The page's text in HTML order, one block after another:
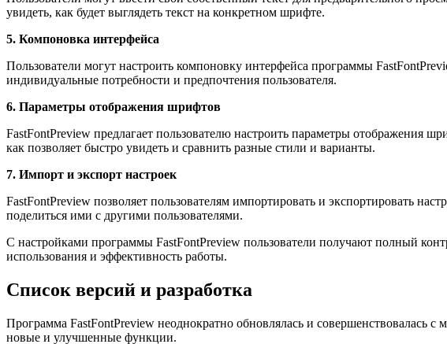
увидеть, как будет выглядеть текст на конкретном шрифте.
5. Компоновка интерфейса
Пользователи могут настроить компоновку интерфейса программы
индивидуальные потребности и предпочтения пользователя.
6. Параметры отображения шрифтов
FastFontPreview предлагает пользователю настроить параметры отображения
как позволяет быстро увидеть и сравнить разные стили и варианты.
7. Импорт и экспорт настроек
FastFontPreview позволяет пользователям импортировать и экспортировать
поделиться ими с другими пользователями.
С настройками программы FastFontPreview пользователи получают полный
использования и эффективность работы.
Список версий и разработка
Программа FastFontPreview неоднократно обновлялась и совершенствовалась с
новые и улучшенные функции.